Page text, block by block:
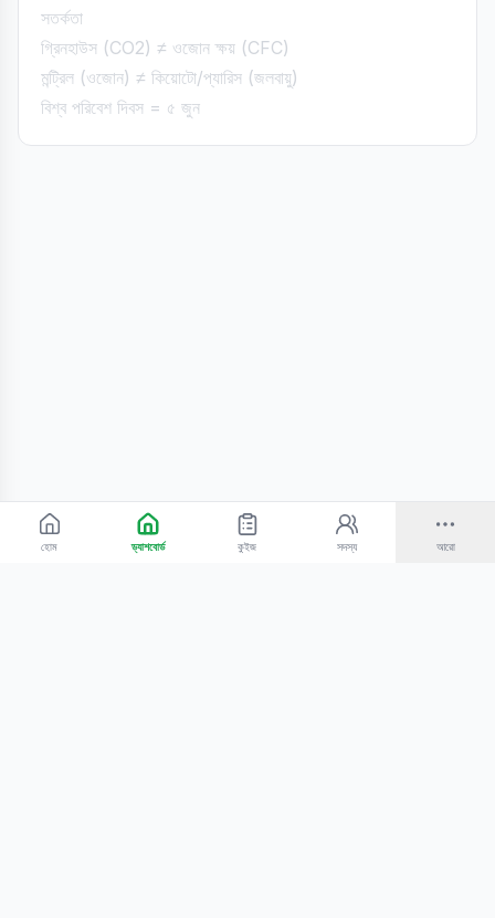
সতর্কতা
গ্রিনহাউস (CO2) ≠ ওজোন ক্ষয় (CFC)
মন্ট্রিল (ওজোন) ≠ কিয়োটো/প্যারিস (জলবায়ু)
বিশ্ব পরিবেশ দিবস = ৫ জুন
হোম ড্যাশবোর্ড কুইজ সদস্য আরো